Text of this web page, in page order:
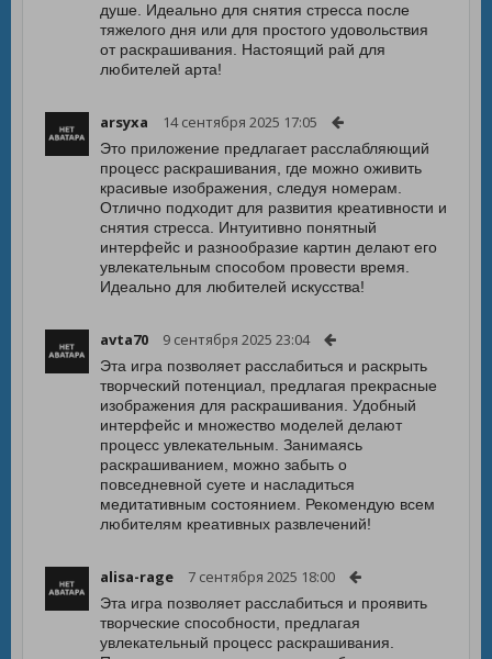
душе. Идеально для снятия стресса после
тяжелого дня или для простого удовольствия
от раскрашивания. Настоящий рай для
любителей арта!
arsyxa 14 сентября 2025 17:05
Это приложение предлагает расслабляющий
процесс раскрашивания, где можно оживить
красивые изображения, следуя номерам.
Отлично подходит для развития креативности и
снятия стресса. Интуитивно понятный
интерфейс и разнообразие картин делают его
увлекательным способом провести время.
Идеально для любителей искусства!
avta70 9 сентября 2025 23:04
Эта игра позволяет расслабиться и раскрыть
творческий потенциал, предлагая прекрасные
изображения для раскрашивания. Удобный
интерфейс и множество моделей делают
процесс увлекательным. Занимаясь
раскрашиванием, можно забыть о
повседневной суете и насладиться
медитативным состоянием. Рекомендую всем
любителям креативных развлечений!
alisa-rage 7 сентября 2025 18:00
Эта игра позволяет расслабиться и проявить
творческие способности, предлагая
увлекательный процесс раскрашивания.